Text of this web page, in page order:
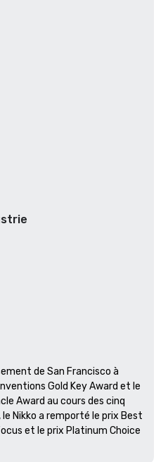
de San Francisco à
Gold Key Award et le
Award au cours des cinq
Nikko a remporté le prix Best
et le prix Platinum Choice